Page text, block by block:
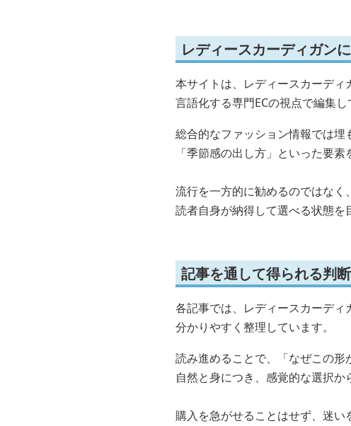
レディースカーディガン
本サイトは、レディースカーデ
言語化する専門ECの視点で編集し
総合的なファッション情報では埋
「季節感の出し方」といった要
流行を一方的に勧めるのではなく
読者自身が納得して選べる状態を
記事を通して得られる判
各記事では、レディースカーデ
分かりやすく整理しています。
読み進めることで、「なぜこの
自然と身につき、感覚的な選択か
購入を急がせることはせず、迷